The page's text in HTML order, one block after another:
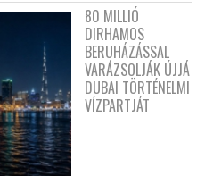
80 MILLIÓ
DIRHAMOS
BERUHÁZÁSSAL
VARÁZSOLJÁK ÚJJÁ
DUBAI TÖRTÉNELMI
VÍZPARTJÁT